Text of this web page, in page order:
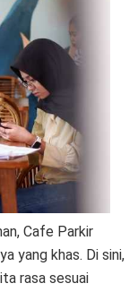
Cafe Parkir
yang khas. Di sini,
rasa sesuai